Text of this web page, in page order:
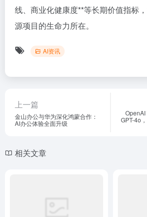
线、商业化健康度**等长期价值指标
源项目的生命力所在。
AI资讯
上一篇
金山办公与华为深化鸿蒙合作：
AI办公体验全面升级
GPT-4o
相关文章